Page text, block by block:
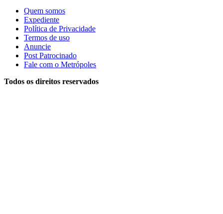
Quem somos
Expediente
Política de Privacidade
Termos de uso
Anuncie
Post Patrocinado
Fale com o Metrópoles
Todos os direitos reservados